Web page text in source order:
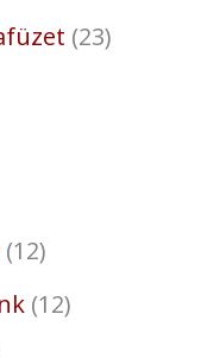
23
12
12